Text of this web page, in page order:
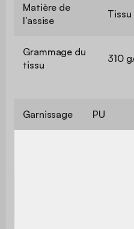
Matière de
l'assise
Grammage du
tissu
310
Garnissage PU